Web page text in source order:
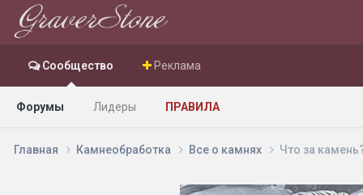
Сообщество
Форумы Лидеры ПРАВИЛА
Реклама
Главная Камнеобработка Все о камнях Что за